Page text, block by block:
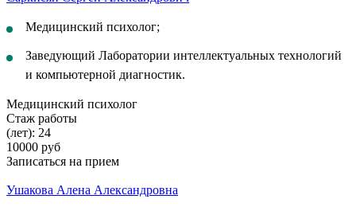
Медицинский психолог;
Заведующий Лаборатории интеллектуальных технологий
и компьютерной диагностик.
Медицинский психолог
Стаж работы
(лет): 24
10000 руб
Записаться на прием
Ушакова Алена Александровна